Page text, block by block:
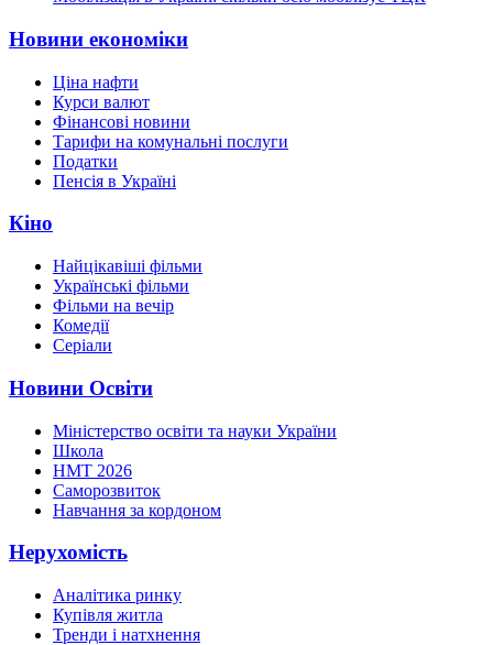
Новини економіки
Ціна нафти
Курси валют
Фінансові новини
Тарифи на комунальні послуги
Податки
Пенсія в Україні
Кіно
Найцікавіші фільми
Українські фільми
Фільми на вечір
Комедії
Серіали
Новини Освіти
Міністерство освіти та науки України
Школа
НМТ 2026
Саморозвиток
Навчання за кордоном
Нерухомість
Аналітика ринку
Купівля житла
Тренди і натхнення